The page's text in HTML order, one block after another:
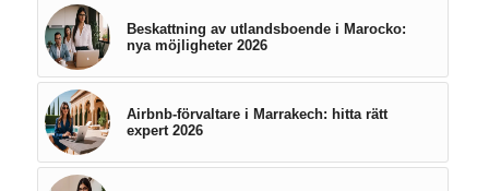
Beskattning av utlandsboende i Marocko:
nya möjligheter 2026
Airbnb-förvaltare i Marrakech: hitta rätt
expert 2026